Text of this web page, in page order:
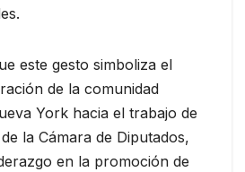
este gesto simboliza el
de la comunidad
York hacia el trabajo de
la Cámara de Diputados,
en la promoción de